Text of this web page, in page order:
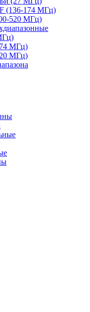
(136-174 МГц)
520 МГц)
МГц)
МГц)